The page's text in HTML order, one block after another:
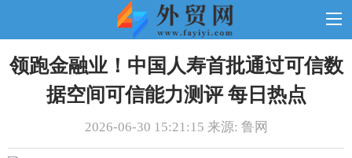
领跑金融业！中国人寿首批通过可信数
据空间可信能力测评 每日热点
2026-06-30 15:21:15 来源: 鲁网